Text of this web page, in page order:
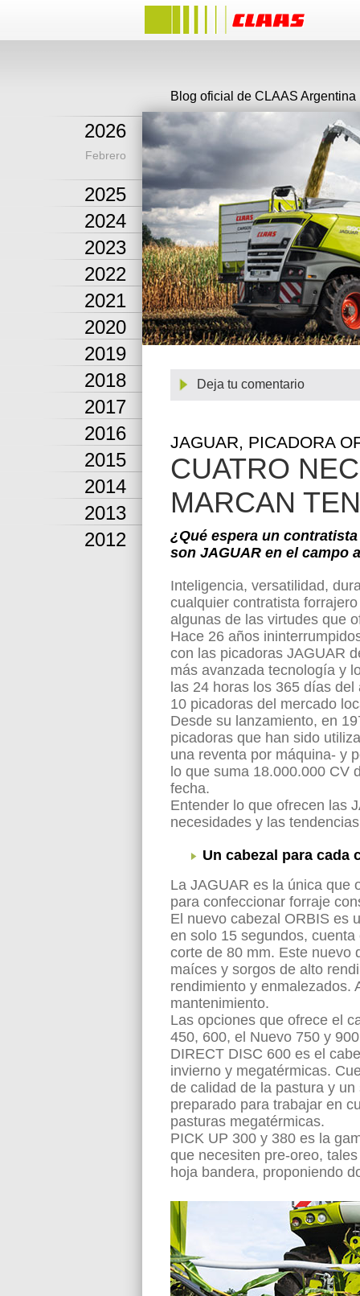
2026
Febrero
2025
2024
2023
2022
2021
2020
2019
2018
2017
2016
2015
2014
2013
2012
Blog oficial de CLAAS Argentina
Deja tu comentario
JAGUAR, PICADORA
CUATRO
MARCAN
¿Qué espera un
son JAGUAR en el campo
Inteligencia, versatilidad,
cualquier contratista
algunas de las virtudes que
Hace 26 años
con las picadoras JAGUAR
más avanzada tecnología y
las 24 horas los 365 días
10 picadoras del mercado
Desde su lanzamiento, en
picadoras que han sido
una reventa por máquina- y
lo que suma 18.000.000 CV
fecha.
Entender lo que ofrecen las
necesidades y las
Un cabezal para cada
La JAGUAR es la única que
para confeccionar forraje
El nuevo cabezal ORBIS es
en solo 15 segundos,
corte de 80 mm. Este nuevo
maíces y sorgos de alto
rendimiento y enmalezados.
mantenimiento.
Las opciones que ofrece el
450, 600, el Nuevo 750 y
DIRECT DISC 600 es el
invierno y megatérmicas.
de calidad de la pastura y
preparado para trabajar en
pasturas megatérmicas.
PICK UP 300 y 380 es la
que necesiten pre-oreo,
hoja bandera, proponiendo